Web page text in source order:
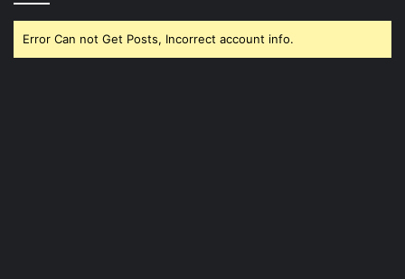
Error Can not Get Posts, Incorrect account info.